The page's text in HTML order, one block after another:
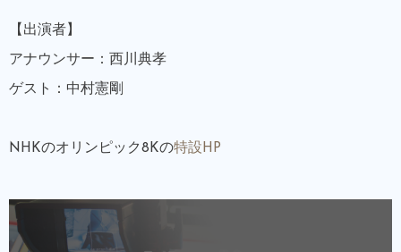
【出演者】
アナウンサー：西川典孝
ゲスト：中村憲剛
NHKのオリンピック8Kの特設HP